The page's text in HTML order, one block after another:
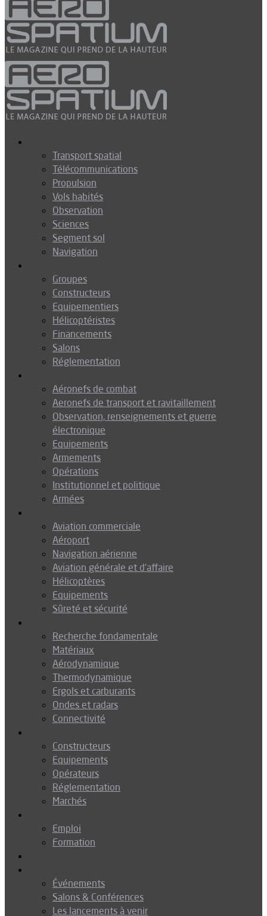
Transport spatial
Télécommunications
Propulsion
Vols habités
Observation
Sciences
Segment sol
Navigation
Groupes
Constructeurs
Equipementiers
Hélicoptéristes
Financements
Salons
Réglementation
Aéronefs de combat
Aeronefs de transport et ravitaillement
Observation, renseignements et guerre
électronique
Equipements
Armements
Opérations
Institutionnel et politique
Armées
Aviation commerciale
Aéroport
Navigation aérienne
Aviation générale et d’affaire
Hélicoptères
Equipements
Sûreté et sécurité
Recherche fondamentale
Matériaux
Aérodynamique
Thermodynamique
Ergols et carburants
Ondes et radars
Connectivité
Constructeurs
Equipements
Opérateurs
Réglementation
Marchés
Emploi
Formation
Événements
Salons & Conférences
Les lancements à venir